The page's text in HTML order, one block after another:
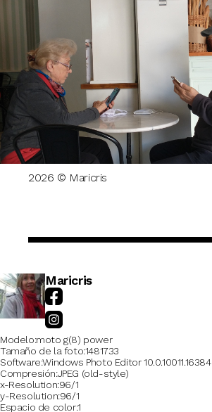
2026 © Maricris
Maricris
Modelo moto g(8) power
Tamaño de la foto1481733
Software Windows Photo Editor 10.0.10011.16384
Compresión JPEG (old-style)
x-Resolution96/1
y-Resolution96/1
Espacio de color1